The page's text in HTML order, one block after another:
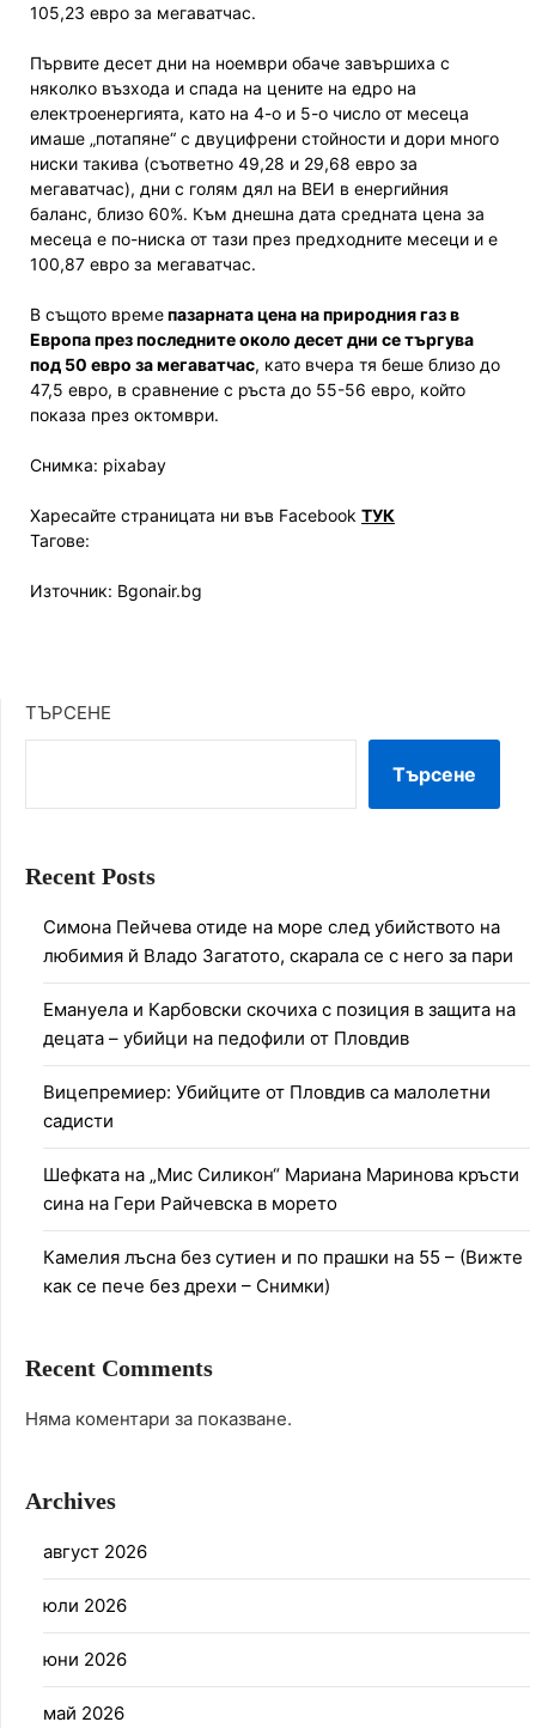
105,23 евро за мегаватчас.
Първите десет дни на ноември обаче завършиха с
няколко възхода и спада на цените на едро на
електроенергията, като на 4-о и 5-о число от месеца
имаше „потапяне“ с двуцифрени стойности и дори много
ниски такива (съответно 49,28 и 29,68 евро за
мегаватчас), дни с голям дял на ВЕИ в енергийния
баланс, близо 60%. Към днешна дата средната цена за
месеца е по-ниска от тази през предходните месеци и е
100,87 евро за мегаватчас.
В същото времепазарната цена на природния газ в
Европа през последните около десет дни се търгува
под 50 евро за мегаватчас, като вчера тя беше близо до
47,5 евро, в сравнение с ръста до 55-56 евро, който
показа през октомври.
Снимка: pixabay
Харесайте страницата ни във Facebook ТУК
Тагове:
Източник: Bgonair.bg
ТЪРСЕНЕ
Търсене
Recent Posts
Симона Пейчева отиде на море след убийството на
любимия й Владо Загатото, скарала се с него за пари
Емануела и Карбовски скочиха с позиция в защита на
децата – убийци на педофили от Пловдив
Вицепремиер: Убийците от Пловдив са малолетни
садисти
Шефката на „Мис Силикон“ Мариана Маринова кръсти
сина на Гери Райчевска в морето
Камелия лъсна без сутиен и по прашки на 55 – (Вижте
как се пече без дрехи – Снимки)
Recent Comments
Няма коментари за показване.
Archives
август 2026
юли 2026
юни 2026
май 2026